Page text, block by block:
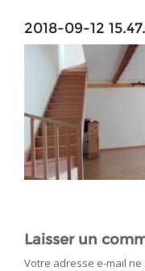
2018-09-12
Laisser un
Votre adresse e-mail